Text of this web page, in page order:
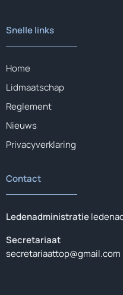
Snelle links
Home
Lidmaatschap
Reglement
Nieuws
Privacyverklaring
Contact
Ledenadministratie
Secretariaat
secretariaattop@gmail.com